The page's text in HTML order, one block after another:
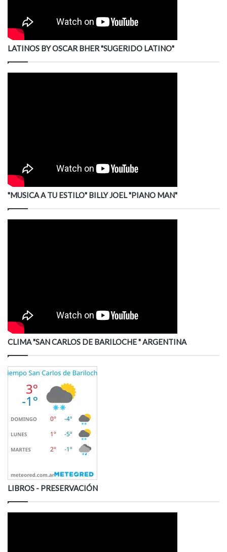
LATINOS BY OSCAR BHER "SUGERIDO LATINO"
"MUSICA A TU ESTILO" BILLY JOEL "PIANO MAN"
CLIMA "SAN CARLOS DE BARILOCHE " ARGENTINA
LIBROS - PRESERVACIÓN